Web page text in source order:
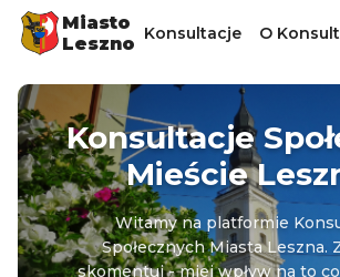
Miasto
Leszno Konsultacje O
Konsultacje
Mieście
Witamy na platformie
Społecznych Miasta Leszna.
skomentuj - miej wpływ na to